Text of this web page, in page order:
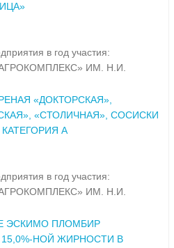
в год участия:
ИМ. Н.И.
«ДОКТОРСКАЯ»,
«СТОЛИЧНАЯ», СОСИСКИ
А
в год участия:
ИМ. Н.И.
ЭСКИМО ПЛОМБИР
НОЙ ЖИРНОСТИ В